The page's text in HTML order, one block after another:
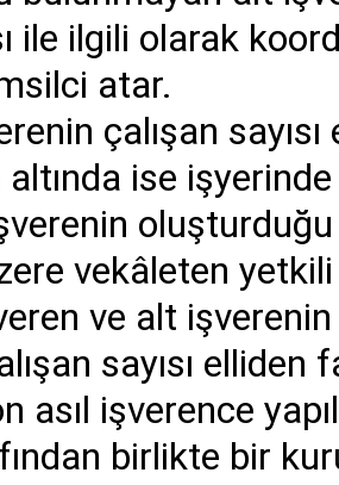
ile ilgili olarak
atar.
çalışan
altında ise
vekâleten
ve alt işverenin
sayısı
asıl işverence
birlikte bir